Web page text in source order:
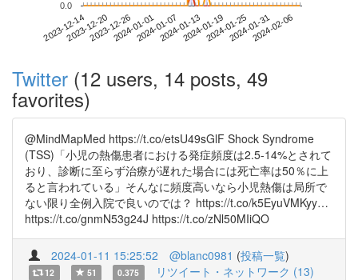
2023-12-142023-12-202023-12-262024-01-012024-01-072024-01-132024-01-192024-01-252024-01-312024-02-06
0.0
Twitter (12 users, 14 posts, 49
favorites)
@MindMapMed https://t.co/etsU49sGlF Shock Syndrome
(TSS)「小児の熱傷患者における発症頻度は2.5-14%とされて
おり、診断に至らず治療が遅れた場合には死亡率は50％に上
ると言われている」そんなに頻度高いなら小児熱傷は局所で
ない限り全例入院で良いのでは？ https://t.co/k5EyuVMKyy…
https://t.co/gnmN53g24J https://t.co/zNl50MIiQO
2024-01-11 15:25:52 @blanc0981 (投稿一覧)
12 51 0.375 リツイート・ネットワーク (13)